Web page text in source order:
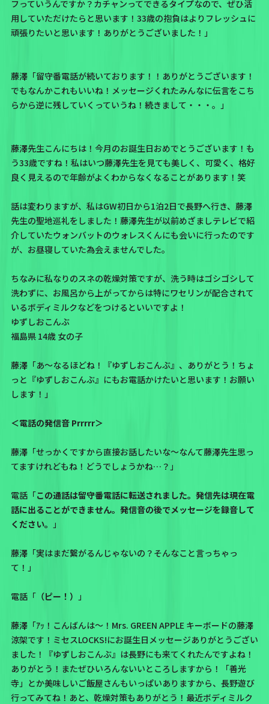
フっていうんですか？カチャンってできるタイプなので、ぜひ活
用していただけたらと思います！33歳の抱負はよりフレッシュに
頑張りたいと思います！ありがとうございました！」
藤澤「留守番電話が続いております！！ありがとうございます！
でもなんかこれもいいね！メッセージくれたみんなに伝言をこち
らから逆に残していくっていうね！続きまして・・・。」
藤澤先生こんにちは！今月のお誕生日おめでとうございます！も
う33歳ですね！私はいつ藤澤先生を見ても美しく、可愛く、格好
良く見えるので年齢がよくわからなくなることがあります！笑
話は変わりますが、私はGW初日から1泊2日で長野へ行き、藤澤
先生の聖地巡礼をしました！藤澤先生が以前めざましテレビで紹
介していたウォンバットのウォレスくんにも会いに行ったのです
が、お昼寝していた為会えませんでした。
ちなみに私なりのスネの乾燥対策ですが、洗う時はゴシゴシして
洗わずに、お風呂から上がってからは特にワセリンが配合されて
いるボディミルクなどをつけるといいですよ！
ゆずしおこんぶ
福島県 14歳 女の子
藤澤「あ〜なるほどね！『ゆずしおこんぶ』、ありがとう！ちょ
っと『ゆずしおこんぶ』にもお電話かけたいと思います！お願い
します！」
＜電話の発信音 Prrrrr＞
藤澤「せっかくですから直接お話したいな〜なんて藤澤先生思っ
てますけれどもね！どうでしょうかね…？」
電話「この通話は留守番電話に転送されました。発信先は現在電
話に出ることができません。発信音の後でメッセージを録音して
ください。 」
藤澤「実はまだ繋がるんじゃないの？そんなこと言っちゃっ
て！」
電話「（ピー！） 」
藤澤「ｱｯ！こんばんは〜！Mrs. GREEN APPLE キーボードの藤澤
涼架です！ミセスLOCKS!にお誕生日メッセージありがとうござい
ました！『ゆずしおこんぶ』は長野にも来てくれたんですよね！
ありがとう！またぜひいろんないいところしますから！「善光
寺」とか美味しいご飯屋さんもいっぱいありますから、長野遊び
行ってみてね！あと、乾燥対策もありがとう！最近ボディミルク